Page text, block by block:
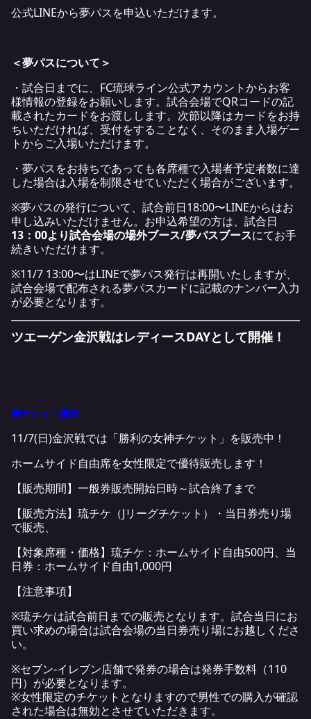
公式LINEから夢パスを申込いただけます。
＜夢パスについて＞
・試合日までに、FC琉球ライン公式アカウントからお客
様情報の登録をお願いします。試合会場でQRコードの記
載されたカードをお渡しします。次節以降はカードをお持
ちいただければ、受付をすることなく、そのまま入場ゲー
トからご入場いただけます。
・夢パスをお持ちであっても各席種で入場者予定者数に達
した場合は入場を制限させていただく場合がございます。
※夢パスの発行について、試合前日18:00〜LINEからはお
申し込みいただけません。お申込希望の方は、試合日
13：00より試合会場の場外ブース/夢パスブースにてお手
続きいただけます。
※11/7 13:00〜はLINEで夢パス発行は再開いたしますが、
試合会場で配布される夢パスカードに記載のナンバー入力
が必要となります。
ツエーゲン金沢戦はレディースDAYとして開催！
■チケット優待
11/7(日)金沢戦では「勝利の女神チケット」を販売中！
ホームサイド自由席を女性限定で優待販売します！
【販売期間】一般券販売開始日時～試合終了まで
【販売方法】琉チケ（Jリーグチケット）・当日券売り場
で販売、
【対象席種・価格】琉チケ：ホームサイド自由500円、当
日券：ホームサイド自由1,000円
【注意事項】
※琉チケは試合前日までの販売となります。試合当日にお
買い求めの場合は試合会場の当日券売り場にお越しくださ
い。
※セブン-イレブン店舗で発券の場合は発券手数料（110
円）が必要となります。
※女性限定のチケットとなりますので男性での購入が確認
された場合は無効とさせていただきます。